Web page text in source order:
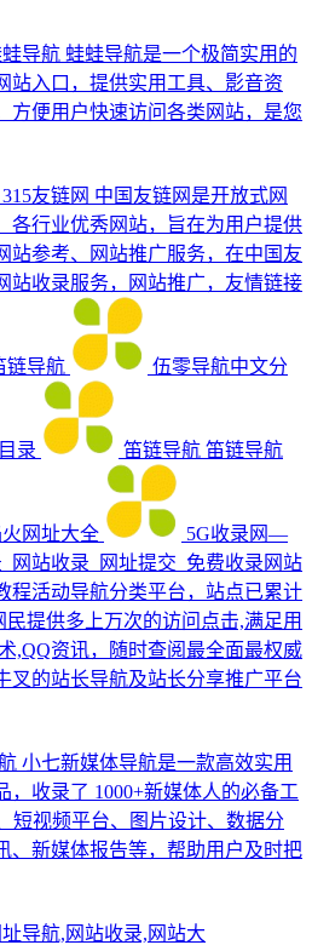
导航 蛙蛙导航是一个极简实用的
站入口，提供实用工具、影音资
方便用户快速访问各类网站，是您
315友链网 中国友链网是开放式网
各行业优秀网站，旨在为用户提供
站参考、网站推广服务，在中国友
站收录服务，网站推广，友情链接
链导航 伍零导航中文分
录 笛链导航 笛链导航
网址大全
5G收录网—
网站收录_网址提交_免费收录网站
程活动导航分类平台，站点已累计
提供多上万次的访问点击,满足用
,QQ资讯，随时查阅最全面最权威
叉的站长导航及站长分享推广平台
小七新媒体导航是一款高效实用
，收录了 1000+新媒体人的必备工
短视频平台、图片设计、数据分
、新媒体报告等，帮助用户及时把
址导航,网站收录,网站大